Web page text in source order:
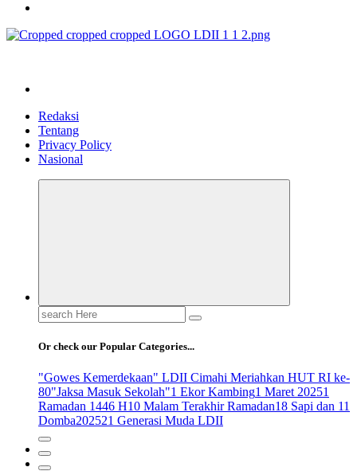
Redaksi
Tentang
Privacy Policy
Nasional
Search
for:
Or check our Popular Categories...
"Gowes Kemerdekaan" LDII Cimahi Meriahkan HUT RI ke-
80"Jaksa Masuk Sekolah"1 Ekor Kambing1 Maret 20251
Ramadan 1446 H10 Malam Terakhir Ramadan18 Sapi dan 11
Domba202521 Generasi Muda LDII